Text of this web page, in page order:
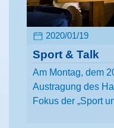
2020/01/19
Sport & Talk
Am Montag, dem
Austragung des
Fokus der „Sport